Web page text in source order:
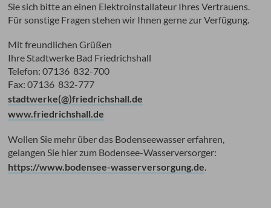
Sie sich bitte an einen Elektroinstallateur Ihres Vertrauens.
Für sonstige Fragen stehen wir Ihnen gerne zur Verfügung.
Mit freundlichen Grüßen
Ihre Stadtwerke Bad Friedrichshall
Telefon: 07136 832-700
Fax: 07136 832-777
stadtwerke(@)friedrichshall.de
www.friedrichshall.de
Wollen Sie mehr über das Bodenseewasser erfahren,
gelangen Sie hier zum Bodensee-Wasserversorger:
https://www.bodensee-wasserversorgung.de.